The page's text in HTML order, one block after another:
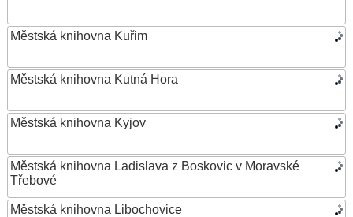
Městská knihovna Kuřim
Městská knihovna Kutná Hora
Městská knihovna Kyjov
Městská knihovna Ladislava z Boskovic v Moravské
Třebové
Městská knihovna Libochovice